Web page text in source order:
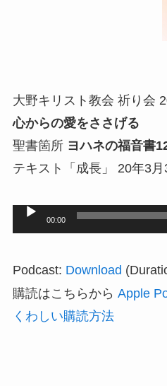
大野キリスト教会 祈り会
心からの愛をささげる
聖書箇所 ヨハネの福音書
テキスト「成長」 20年3月
レ
ー
00:00
Podcast: Download
購読はこちらから Apple
くわしい購読方法